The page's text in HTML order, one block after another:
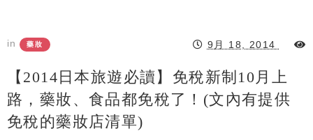
in 藥妝 9月 18, 2014
【2014日本旅遊必讀】免稅新制10月上
路，藥妝、食品都免稅了！(文內有提供
免稅的藥妝店清單)